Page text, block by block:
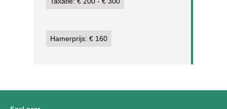
Hamerprijs: € 160